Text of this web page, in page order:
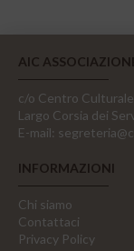
AIC
c/o Centro
Largo Corsia dei
E-mail:
INFORMAZIONI
Chi siamo
Contattaci
Privacy Policy